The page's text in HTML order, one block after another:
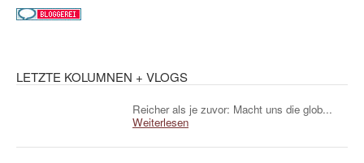
LETZTE KOLUMNEN + VLOGS
Reicher als je zuvor: Macht uns die glob...
Weiterlesen